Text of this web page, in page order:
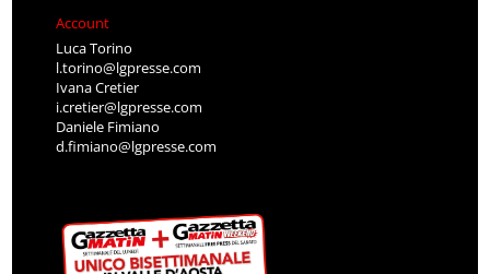
Account
Luca Torino
l.torino@lgpresse.com
Ivana Cretier
i.cretier@lgpresse.com
Daniele Fimiano
d.fimiano@lgpresse.com